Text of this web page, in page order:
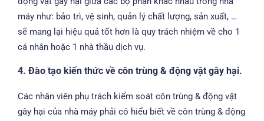
máy như: bảo trì, vệ sinh, quản lý chất lượng, sản xuất, …
sẽ mang lại hiệu quả tốt hơn là quy trách nhiệm về cho 1
cá nhân hoặc 1 nhà thầu dịch vụ.
4. Đào tạo kiến thức về côn trùng & động vật gây hại.
Các nhân viên phụ trách kiểm soát côn trùng & động vật
gây hại của nhà máy phải có hiểu biết về côn trùng & động